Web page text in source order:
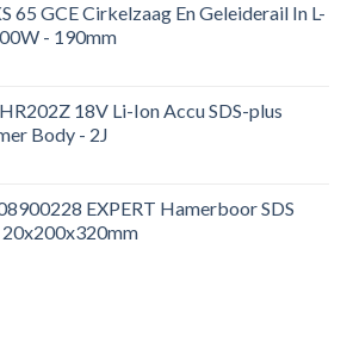
65 GCE Cirkelzaag En Geleiderail In L-
- 190mm
18V Li-Ion Accu SDS-plus
Body - 2J
EXPERT Hamerboor SDS